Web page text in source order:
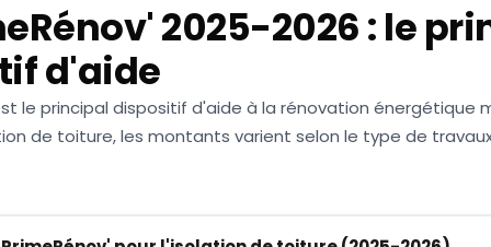
2025-2026 : le
d'aide
le principal dispositif d'aide à la rénovation énergétique
de toiture, les montants varient selon le type de